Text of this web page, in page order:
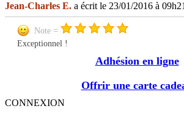
Jean-Charles E. a écrit le 23/01/2016 à 09h21
Note =
Exceptionnel !
Adhésion en ligne
Offrir une carte
CONNEXION